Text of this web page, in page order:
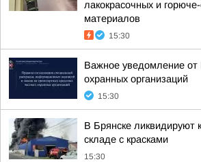
лакокрасочных и
материалов
15:30
Важное уведомление
охранных организаций
15:30
В Брянске ликвидируют
складе с красками
15:30